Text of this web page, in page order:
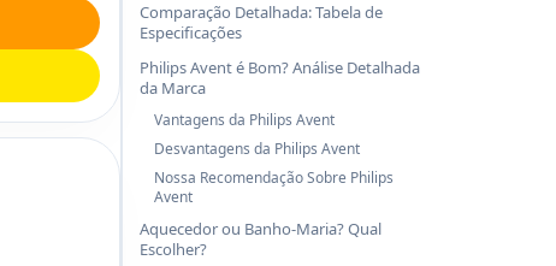
Comparação Detalhada: Tabela de
Especificações
Philips Avent é Bom? Análise Detalhada
da Marca
Vantagens da Philips Avent
Desvantagens da Philips Avent
Nossa Recomendação Sobre Philips
Avent
Aquecedor ou Banho-Maria? Qual
Escolher?